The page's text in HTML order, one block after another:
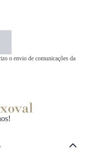
o envio de comunicações da